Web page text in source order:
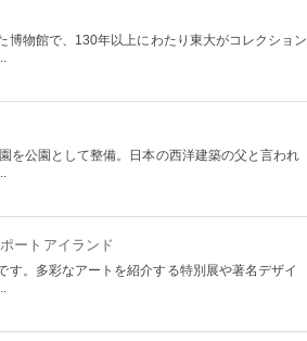
博物館で、130年以上にわたり東大がコレクション
を公園として整備。日本の西洋建築の父と言われ
ートアイランド
す。多彩なアートを紹介する特別展や著名デザイ